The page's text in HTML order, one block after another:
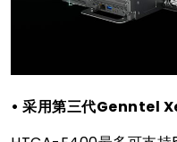
• 采用第三代Genntel